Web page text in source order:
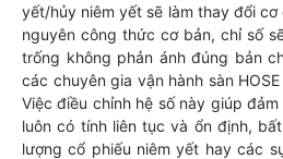
yết/hủy niêm yết sẽ làm thay đổi
nguyên công thức cơ bản, chỉ số
trống không phản ánh đúng bản
các chuyên gia vận hành sàn
Việc điều chỉnh hệ số này giúp
luôn có tính liên tục và ổn định,
lượng cổ phiếu niêm yết hay các